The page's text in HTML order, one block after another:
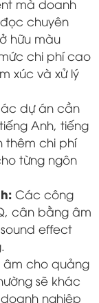
mà doanh
chuyên
hữu màu
chi phí cao
xúc và xử lý
dự án cần
Anh, tiếng
thêm chi phí
từng ngôn
Các công
cân bằng âm
effect
âm cho quảng
sẽ khác
nghiệp